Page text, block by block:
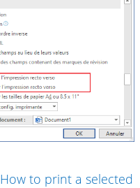
How to print a selected